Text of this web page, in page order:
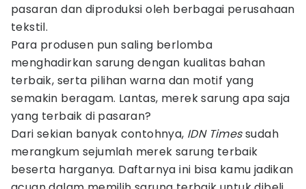
pasaran dan diproduksi oleh berbagai perusahaan
tekstil.
Para produsen pun saling berlomba
menghadirkan sarung dengan kualitas bahan
terbaik, serta pilihan warna dan motif yang
semakin beragam. Lantas, merek sarung apa saja
yang terbaik di pasaran?
Dari sekian banyak contohnya, IDN Timessudah
merangkum sejumlah merek sarung terbaik
beserta harganya. Daftarnya ini bisa kamu jadikan